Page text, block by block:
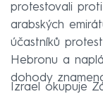
protestovali
arabských
účastníků
Hebronu a
dohody
Izrael okupuje